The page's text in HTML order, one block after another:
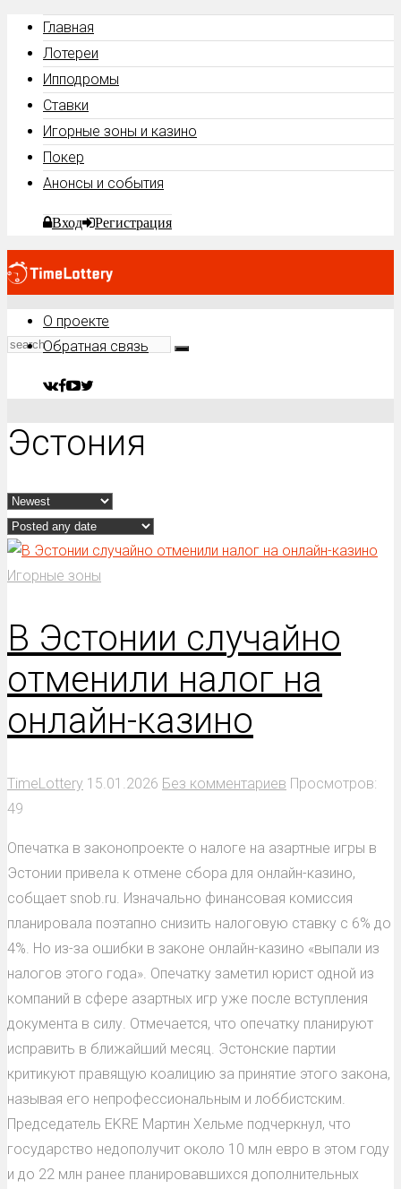
Главная
Лотереи
Ипподромы
Ставки
Игорные зоны и казино
Покер
Анонсы и события
Вход Регистрация
О проекте
Обратная связь
Эстония
Игорные зоны
В Эстонии случайно
отменили налог на
онлайн-казино
TimeLottery 15.01.2026 Без комментариев Просмотров:
49
Опечатка в законопроекте о налоге на азартные игры в
Эстонии привела к отмене сбора для онлайн-казино,
собщает snob.ru. Изначально финансовая комиссия
планировала поэтапно снизить налоговую ставку с 6% до
4%. Но из-за ошибки в законе онлайн-казино «выпали из
налогов этого года». Опечатку заметил юрист одной из
компаний в сфере азартных игр уже после вступления
документа в силу. Отмечается, что опечатку планируют
исправить в ближайший месяц. Эстонские партии
критикуют правящую коалицию за принятие этого закона,
называя его непрофессиональным и лоббистским.
Председатель EKRE Мартин Хельме подчеркнул, что
государство недополучит около 10 млн евро в этом году
и до 22 млн ранее планировавшихся дополнительных